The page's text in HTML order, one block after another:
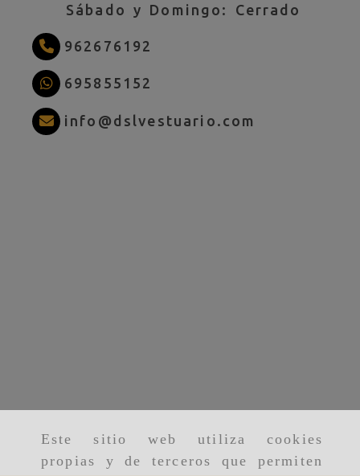
Este sitio web utiliza cookies
propias y de terceros que permiten
Sábado y Domingo: Cerrado
962676192
695855152
info dslvestuario.com